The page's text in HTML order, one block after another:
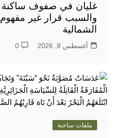
غليان في صفوف ساكنة
والسبب قرار غير
الشمالية
أغسطس 8, 2026 0
ملفات ساخنة